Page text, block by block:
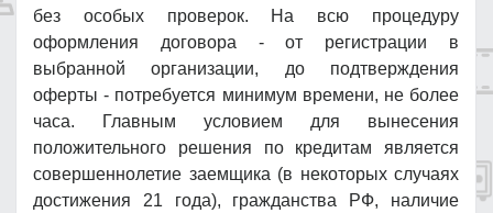
без особых проверок. На всю процедуру
оформления договора - от регистрации в
выбранной организации, до подтверждения
оферты - потребуется минимум времени, не более
часа. Главным условием для вынесения
положительного решения по кредитам является
совершеннолетие заемщика (в некоторых случаях
достижения 21 года), гражданства РФ, наличие